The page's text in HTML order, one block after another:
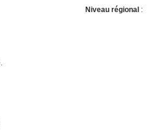
Niveau régional :